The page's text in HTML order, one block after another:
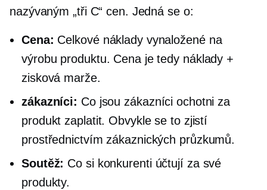
nazývaným „tři C“ cen. Jedná se o:
Cena: Celkové náklady vynaložené na
výrobu produktu. Cena je tedy náklady +
zisková marže.
zákazníci: Co jsou zákazníci ochotni za
produkt zaplatit. Obvykle se to zjistí
prostřednictvím zákaznických průzkumů.
Soutěž: Co si konkurenti účtují za své
produkty.